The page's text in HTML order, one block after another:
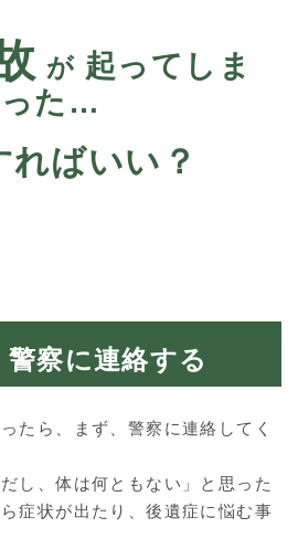
が 起ってしま
った…
ればいい？
察に連絡する
たら、まず、警察に連絡してく
し、体は何ともない」と思った
症状が出たり、後遺症に悩む事